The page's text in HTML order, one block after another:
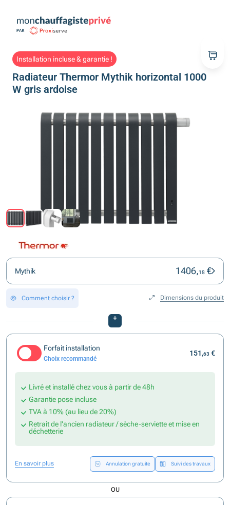
Installation incluse & garantie !
Radiateur Thermor Mythik horizontal 1000
W gris ardoise
Mythik 1406,18 €
Comment choisir ? Dimensions du produit
+
Forfait installation
Choix recommandé
151,63 €
Livré et installé chez vous à partir de 48h
Garantie pose incluse
TVA à 10% (au lieu de 20%)
Retrait de l'ancien radiateur / sèche-serviette et mise en
déchetterie
En savoir plus Annulation gratuite Suivi des travaux
OU